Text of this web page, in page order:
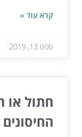
קרא עוד »
ספט 13, 2019
חתול או